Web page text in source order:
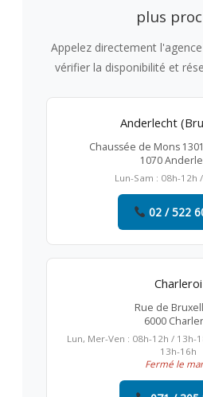
plus
Appelez directement
vérifier la disponibilité et
Anderlecht
Chaussée de Mons
1070
Lun-Sam : 08h-12h
02 / 522
Charleroi
Rue de
6000
Lun, Mer-Ven : 08h-12h / 13h-
13h-16h
Fermé le